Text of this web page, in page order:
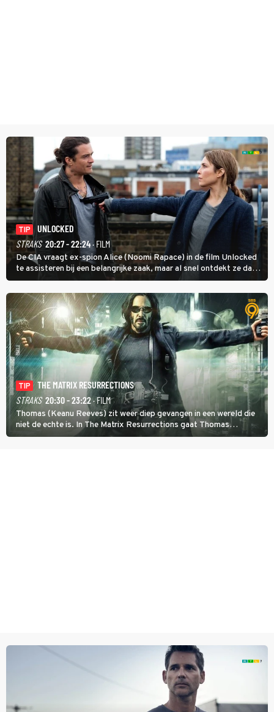
TIP
UNLOCKED
STRAKS 20:27 - 22:24· FILM
De CIA vraagt ex-spion Alice (Noomi Rapace) in de film Unlocked
te assisteren bij een belangrijke zaak, maar al snel ontdekt ze dat
degene die haar aanstelde kwade bedoelingen heeft.
TIP
THE MATRIX RESURRECTIONS
STRAKS 20:30 - 23:22· FILM
Thomas (Keanu Reeves) zit weer diep gevangen in een wereld die
niet de echte is. In The Matrix Resurrections gaat Thomas
proberen uit deze schijnwereld te ontsnappen.